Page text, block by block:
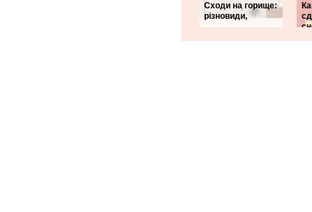
Сходи на горище:
різновиди,